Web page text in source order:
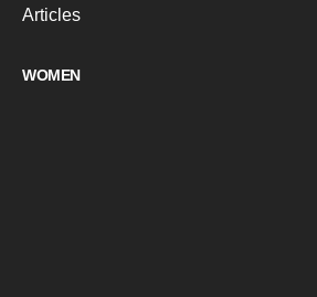
Articles
WOMEN